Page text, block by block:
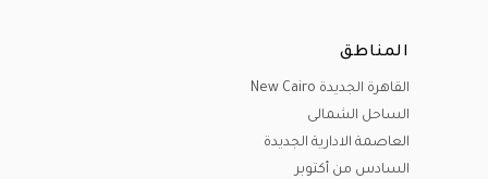
القاهرة الجديدة (التجمع الأول - التجمع الخامس )، مدينة
السادس من أكتوبر ، مدينة الشيخ زايد، مدينة الشيخ زايد
الجديدة (نيو زايد)، مدينة العاصمة الإدارية الجديدة، مدينة
الشروق، مدينتي، مدينة الرحاب، مدينة المستقبل (المستقبل
المناطق
القاهرة الجديدة New Cairo
الساحل الشمالى
العاصمة الادارية الجديدة
السادس من أكتوبر